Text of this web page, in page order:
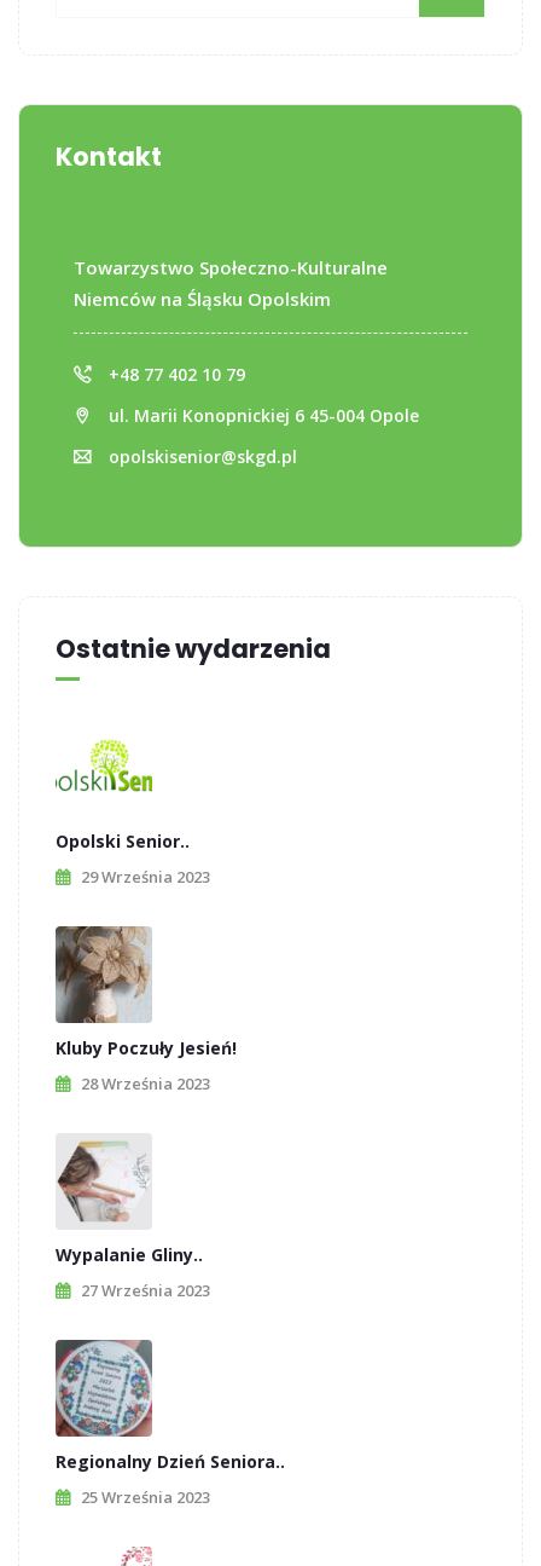
Kontakt
Towarzystwo Społeczno-Kulturalne
Niemców na Śląsku Opolskim
+48 77 402 10 79
ul. Marii Konopnickiej 6 45-004 Opole
opolskisenior@skgd.pl
Ostatnie wydarzenia
Opolski Senior..
29 Września 2023
Kluby Poczuły Jesień!
28 Września 2023
Wypalanie Gliny..
27 Września 2023
Regionalny Dzień Seniora..
25 Września 2023